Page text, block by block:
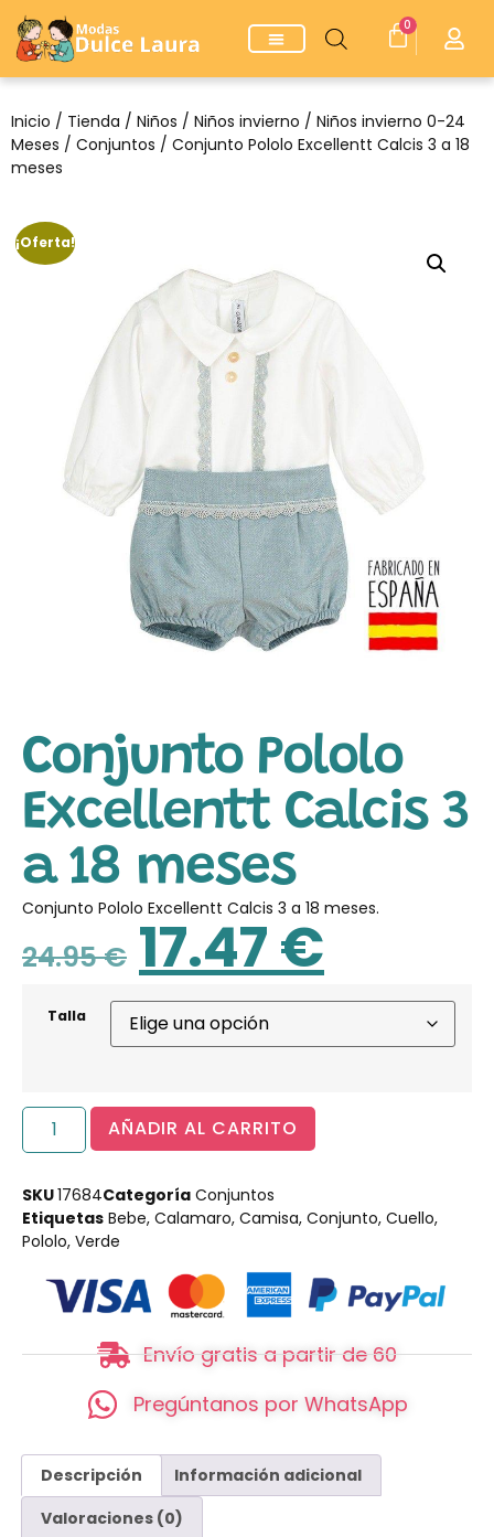
0
Inicio / Tienda / Niños / Niños invierno / Niños invierno 0-24
Meses / Conjuntos / Conjunto Pololo Excellentt Calcis 3 a 18
meses
¡Oferta!
Conjunto Pololo
Excellentt Calcis 3
a 18 meses
Conjunto Pololo Excellentt Calcis 3 a 18 meses.
24.95€ 17.47€
Talla
AÑADIR AL CARRITO
SKU17684Categoría Conjuntos
Etiquetas Bebe, Calamaro, Camisa, Conjunto, Cuello,
Pololo, Verde
Envío gratis a partir de 60
Pregúntanos por WhatsApp
Descripción
Información adicional
Valoraciones (0)